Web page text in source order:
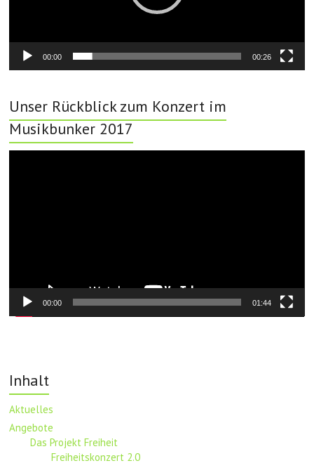
00:00 00:26
Unser Rückblick zum Konzert im
Musikbunker 2017
00:00 01:44
Inhalt
Aktuelles
Angebote
Das Projekt Freiheit
Freiheitskonzert 2.0